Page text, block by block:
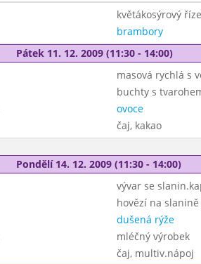
květákosýrový
brambory
Pátek 11. 12. 2009 (11:30 - 14:00)
masová rychlá s
buchty s
ovoce
čaj, kakao
Pondělí 14. 12. 2009 (11:30 - 14:00)
vývar se
hovězí na slanině
dušená rýže
mléčný výrobek
čaj, multiv.nápoj